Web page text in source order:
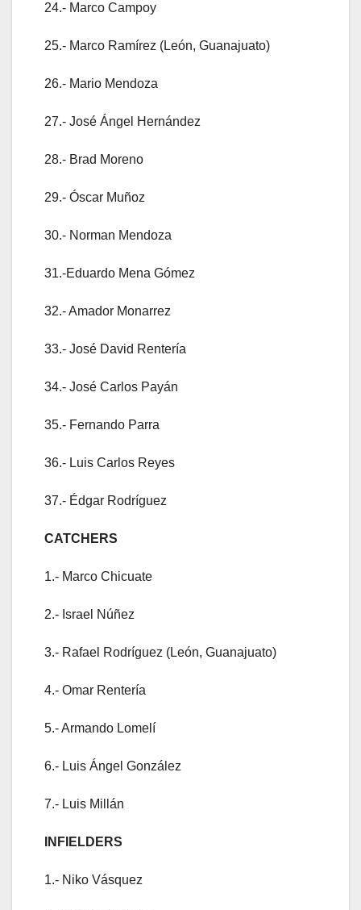
24.- Marco Campoy
25.- Marco Ramírez (León, Guanajuato)
26.- Mario Mendoza
27.- José Ángel Hernández
28.- Brad Moreno
29.- Óscar Muñoz
30.- Norman Mendoza
31.-Eduardo Mena Gómez
32.- Amador Monarrez
33.- José David Rentería
34.- José Carlos Payán
35.- Fernando Parra
36.- Luis Carlos Reyes
37.- Édgar Rodríguez
CATCHERS
1.- Marco Chicuate
2.- Israel Núñez
3.- Rafael Rodríguez (León, Guanajuato)
4.- Omar Rentería
5.- Armando Lomelí
6.- Luis Ángel González
7.- Luis Millán
INFIELDERS
1.- Niko Vásquez